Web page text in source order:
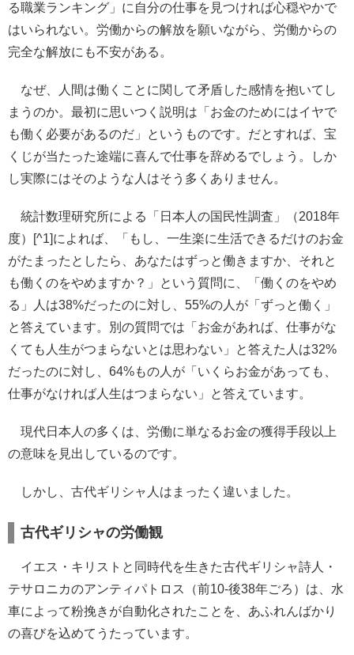
る職業ランキング」に自分の仕事を見つければ心穏やかで
はいられない。労働からの解放を願いながら、労働からの
完全な解放にも不安がある。
なぜ、人間は働くことに関して矛盾した感情を抱いてし
まうのか。最初に思いつく説明は「お金のためにはイヤで
も働く必要があるのだ」というものです。だとすれば、宝
くじが当たった途端に喜んで仕事を辞めるでしょう。しか
し実際にはそのような人はそう多くありません。
統計数理研究所による「日本人の国民性調査」（2018年
度）[^1]によれば、「もし、一生楽に生活できるだけのお金
がたまったとしたら、あなたはずっと働きますか、それと
も働くのをやめますか？」という質問に、「働くのをやめ
る」人は38%だったのに対し、55%の人が「ずっと働く」
と答えています。別の質問では「お金があれば、仕事がな
くても人生がつまらないとは思わない」と答えた人は32%
だったのに対し、64%もの人が「いくらお金があっても、
仕事がなければ人生はつまらない」と答えています。
現代日本人の多くは、労働に単なるお金の獲得手段以上
の意味を見出しているのです。
しかし、古代ギリシャ人はまったく違いました。
古代ギリシャの労働観
イエス・キリストと同時代を生きた古代ギリシャ詩人・
テサロニカのアンティパトロス（前10-後38年ごろ）は、水
車によって粉挽きが自動化されたことを、あふれんばかり
の喜びを込めてうたっています。